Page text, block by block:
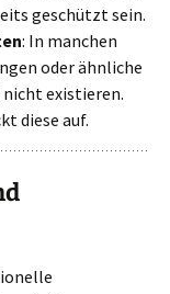
geschützt sein.
: In manchen
oder ähnliche
existieren.
diese auf.